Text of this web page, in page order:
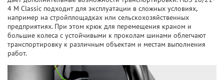
4 M Classic подходит для эксплуатации в сложных условиях,
например на стройплощадках или сельскохозяйственных
предприятиях. При этом крюк для перемещения краном и
большие колеса с устойчивыми к проколам шинами облегчают
транспортировку к различным объектам и местам выполнения
работ.